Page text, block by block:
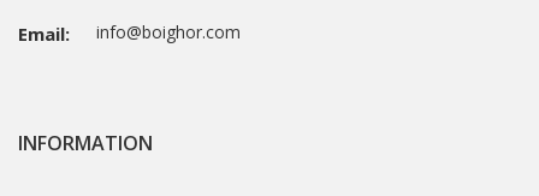
Email: info@boighor.com
INFORMATION